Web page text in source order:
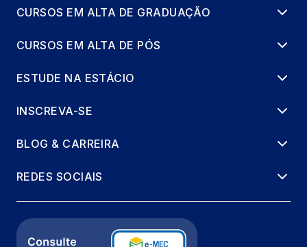
CURSOS EM ALTA DE GRADUAÇÃO
CURSOS EM ALTA DE PÓS
ESTUDE NA ESTÁCIO
INSCREVA-SE
BLOG & CARREIRA
REDES SOCIAIS